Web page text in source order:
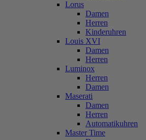
Lorus
Damen
Herren
Kinderuhren
Louis XVI
Damen
Herren
Luminox
Herren
Damen
Maserati
Damen
Herren
Automatikuhren
Master Time